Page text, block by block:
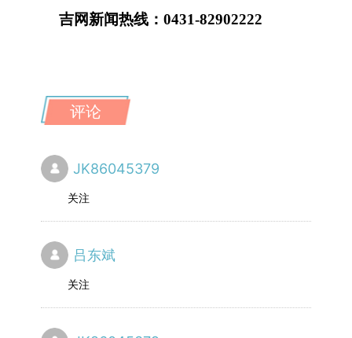
吉网新闻热线：0431-82902222
评论
JK86045379
关注
吕东斌
关注